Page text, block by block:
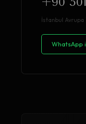
İstanbul Avrupa
WhatsApp